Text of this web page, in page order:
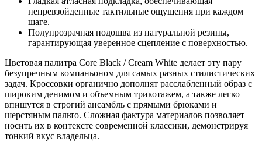
непревзойденные тактильные ощущения при каждом
шаге.
Полупрозрачная подошва из натуральной резины,
гарантирующая уверенное сцепление с поверхностью.
Цветовая палитра Core Black / Cream White делает эту пару
безупречным компаньоном для самых разных стилистических
задач. Кроссовки органично дополнят расслабленный образ с
широким денимом и объемным трикотажем, а также легко
впишутся в строгий ансамбль с прямыми брюками и
шерстяным пальто. Сложная фактура материалов позволяет
носить их в контексте современной классики, демонстрируя
тонкий вкус владельца.